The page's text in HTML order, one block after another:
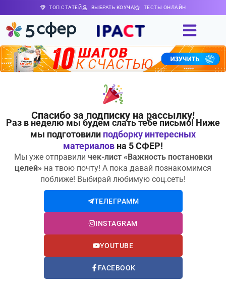
ТОП СТАТЕЙ ВЫБРАТЬ КОУЧА ТЕСТЫ ОНЛАЙН
Cпасибо за подписку на рассылку!
Раз в неделю мы будем слать тебе письмо! Ниже
мы подготовили подборку интересных
материалов на 5 СФЕР!
Мы уже отправили чек-лист «Важность постановки
целей» на твою почту! А пока давай познакомимся
поближе! Выбирай любимую соц.сеть!
ТЕЛЕГРАММ
INSTAGRAM
YOUTUBE
FACEBOOK